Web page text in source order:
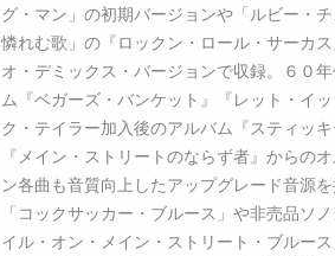
グ・マン」の初期バージョンや「ルビー・
憐れむ歌」の『ロックン・ロール・サーカ
オ・デミックス・バージョンで収録。６０
ム『ベガーズ・バンケット』『レット・イ
ク・テイラー加入後のアルバム『スティッキ
『メイン・ストリートのならず者』からの
ン各曲も音質向上したアップグレード音源
「コックサッカー・ブルース」や非売品ソ
イル・オン・メイン・ストリート・ブルー